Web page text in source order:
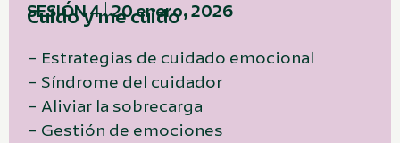
SESIÓN 4 | 20 enero, 2026
Cuido y me cuido
– Estrategias de cuidado emocional
– Síndrome del cuidador
– Aliviar la sobrecarga
– Gestión de emociones